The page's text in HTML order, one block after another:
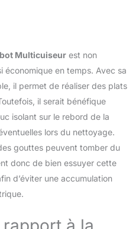
Multicuiseur est non
économique en temps. Avec sa
il permet de réaliser des plats
il serait bénéfique
isolant sur le rebord de la
lors du nettoyage.
gouttes peuvent tomber du
donc de bien essuyer cette
d’éviter une accumulation